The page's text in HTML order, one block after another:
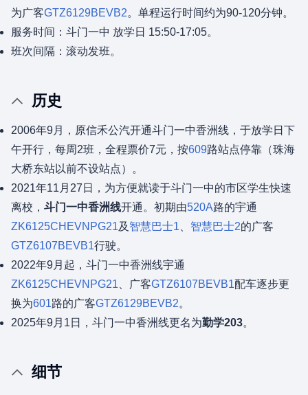
为广客GTZ6129BEVB2。单程运行时间约为90-120分钟。
服务时间：斗门一中 放学日 15:50-17:05。
班次间隔：滚动发班。
历史
2006年9月，原信禾公汽开通斗门一中香洲线，于放学日下
午开行，每周2班，全程票价7元，按609路站点停靠（珠海
大桥东站以前不设站点）。
2021年11月27日，为方便就读于斗门一中的市区学生快速
离校， 斗门一中香洲线开通。初期由520A路的宇通
ZK6125CHEVNPG21及 智慧巴士1 智慧巴士2的广客
GTZ6107BEVB1行驶。
2022年9月起，斗门一中香洲线宇通
ZK6125CHEVNPG21 、广客GTZ6107BEVB1配车逐步更
换为601路的广客GTZ6129BEVB2。
2025年9月1日，斗门一中香洲线更名为勤学203。
细节